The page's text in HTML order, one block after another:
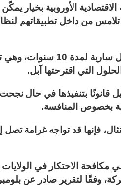
الأوروبية بخيار
صرحت اللجنة إن
التي اقترحتها آبل.
قانونًا بتنفيذها في حال
بخصوص المنافسة.
الاحتكار في الولايات
وفقًا لتقرير صادر عن